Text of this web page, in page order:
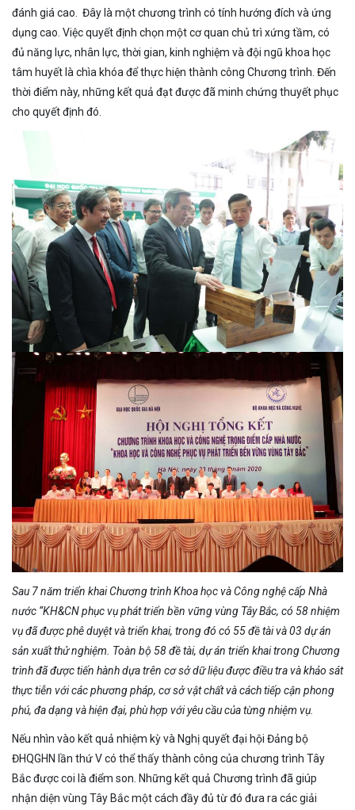
đánh giá cao. Đây là một chương trình có tính hướng đích và ứng
dụng cao. Việc quyết định chọn một cơ quan chủ trì xứng tầm, có
đủ năng lực, nhân lực, thời gian, kinh nghiệm và đội ngũ khoa học
tâm huyết là chìa khóa để thực hiện thành công Chương trình. Đến
thời điểm này, những kết quả đạt được đã minh chứng thuyết phục
cho quyết định đó.
Sau 7 năm triển khai Chương trình Khoa học và Công nghệ cấp Nhà
nước “KH&CN phục vụ phát triển bền vững vùng Tây Bắc, có 58 nhiệm
vụ đã được phê duyệt và triển khai, trong đó có 55 đề tài và 03 dự án
sản xuất thử nghiệm. Toàn bộ 58 đề tài, dự án triển khai trong Chương
trình đã được tiến hành dựa trên cơ sở dữ liệu được điều tra và khảo sát
thực tiễn với các phương pháp, cơ sở vật chất và cách tiếp cận phong
phú, đa dạng và hiện đại, phù hợp với yêu cầu của từng nhiệm vụ.
Nếu nhìn vào kết quả nhiệm kỳ và Nghị quyết đại hội Đảng bộ
ĐHQGHN lần thứ V có thể thấy thành công của chương trình Tây
Bắc được coi là điểm son. Những kết quả Chương trình đã giúp
nhận diện vùng Tây Bắc một cách đầy đủ từ đó đưa ra các giải